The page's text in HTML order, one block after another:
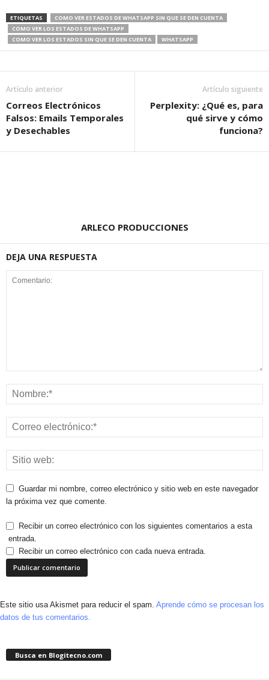
ETIQUETAS
COMO VER ESTADOS DE WHATSAPP SIN QUE SE DEN CUENTA
COMO VER LOS ESTADOS DE WHATSAPP
COMO VER LOS ESTADOS SIN QUE SE DEN CUENTA
WHATSAPP
Artículo anterior
Correos Electrónicos
Falsos: Emails Temporales
y Desechables
Artículo siguiente
Perplexity: ¿Qué es, para
qué sirve y cómo
funciona?
ARLECO PRODUCCIONES
DEJA UNA RESPUESTA
Guardar mi nombre, correo electrónico y sitio web en este navegador
la próxima vez que comente.
Recibir un correo electrónico con los siguientes comentarios a esta
entrada.
Recibir un correo electrónico con cada nueva entrada.
Este sitio usa Akismet para reducir el spam. Aprende cómo se procesan los
datos de tus comentarios.
Busca en Blogitecno.com